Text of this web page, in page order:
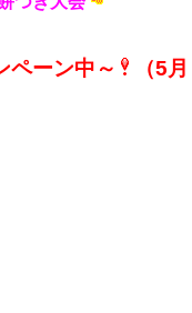
ペーン中～
（5月